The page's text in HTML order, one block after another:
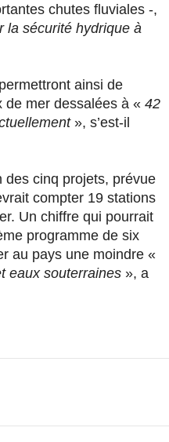
chutes fluviales -,
la sécurité hydrique à
ainsi de
de mer dessalées à « 42
», s’est-il
des cinq projets, prévue
compter 19 stations
Un chiffre qui pourrait
programme de six
au pays une moindre «
eaux souterraines », a